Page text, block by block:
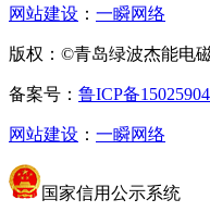
网站建设 ： 一瞬网络
版权：©青岛绿波杰能电
备案号： 鲁ICP备
网站建设 ： 一瞬网络
国家信用公示系统